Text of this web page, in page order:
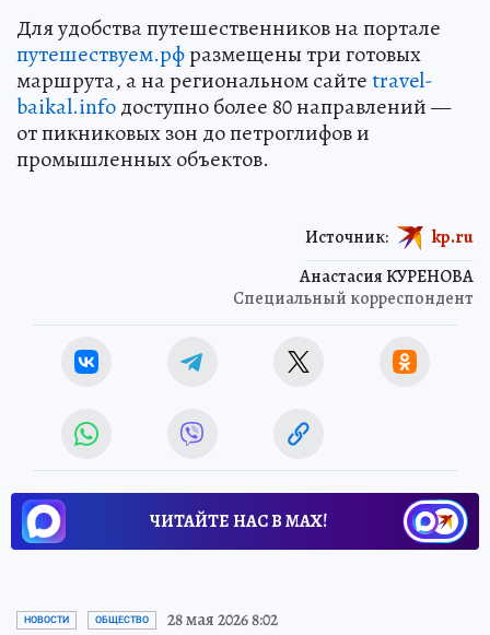
Для удобства путешественников на портале
путешествуем.рфразмещены три готовых
маршрута, а на региональном сайтеtravel-
baikal.infoдоступно более 80 направлений —
от пикниковых зон до петроглифов и
промышленных объектов.
Анастасия КУРЕНОВА
Специальный корреспондент
Источник: kp.ru
ЧИТАЙТЕ НАС В МАХ!
НОВОСТИ ОБЩЕСТВО 28 мая 2026 8:02